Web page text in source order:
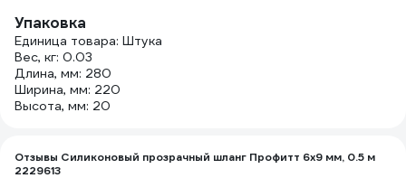
Упаковка
Единица товара: Штука
Вес, кг: 0.03
Длина, мм: 280
Ширина, мм: 220
Высота, мм: 20
Отзывы Силиконовый прозрачный шланг Профитт 6x9 мм, 0.5 м
2229613